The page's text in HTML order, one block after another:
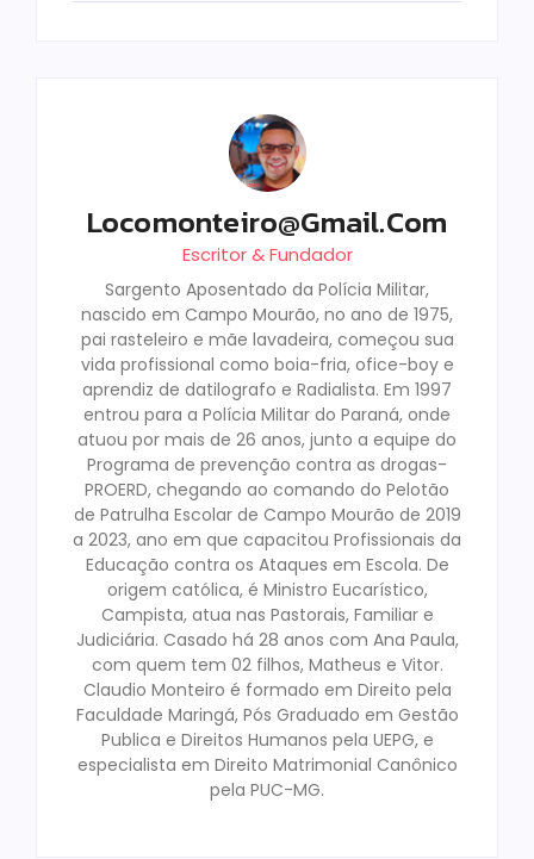
Locomonteiro@gmail.com
Escritor & Fundador
Sargento Aposentado da Polícia Militar,
nascido em Campo Mourão, no ano de 1975,
pai rasteleiro e mãe lavadeira, começou sua
vida profissional como boia-fria, ofice-boy e
aprendiz de datilografo e Radialista. Em 1997
entrou para a Polícia Militar do Paraná, onde
atuou por mais de 26 anos, junto a equipe do
Programa de prevenção contra as drogas-
PROERD, chegando ao comando do Pelotão
de Patrulha Escolar de Campo Mourão de 2019
a 2023, ano em que capacitou Profissionais da
Educação contra os Ataques em Escola. De
origem católica, é Ministro Eucarístico,
Campista, atua nas Pastorais, Familiar e
Judiciária. Casado há 28 anos com Ana Paula,
com quem tem 02 filhos, Matheus e Vitor.
Claudio Monteiro é formado em Direito pela
Faculdade Maringá, Pós Graduado em Gestão
Publica e Direitos Humanos pela UEPG, e
especialista em Direito Matrimonial Canônico
pela PUC-MG.